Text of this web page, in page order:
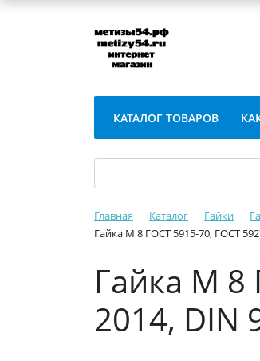
КАТАЛОГ ТОВАРОВ
Главная Каталог Гайки
Гайка М 8 ГОСТ 5915-70, ГОСТ
Гайка М 8
2014, DIN